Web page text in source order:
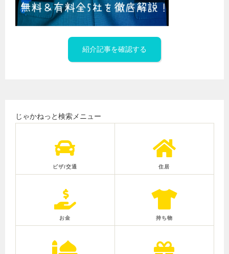
紹介記事を確認する
じゃかねっと検索メニュー
ビザ/交通 住居
お金 持ち物